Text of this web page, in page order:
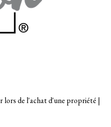
lors de l'achat d'une propriété |